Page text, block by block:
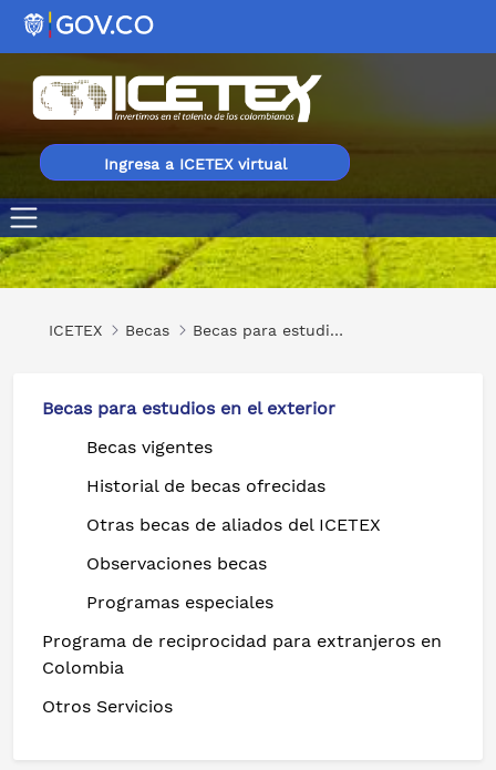
Ingresa a ICETEX virtual
Thailand Next move Infrastructure, Industry and
ICETEX Becas Becas para estudios en el exterior
Becas para estudios en el exterior
Becas vigentes
Historial de becas ofrecidas
Otras becas de aliados del ICETEX
Observaciones becas
Programas especiales
Programa de reciprocidad para extranjeros en
Colombia
Otros Servicios